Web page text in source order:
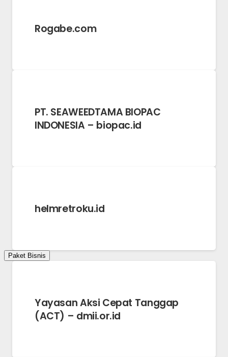
Rogabe.com
PT. SEAWEEDTAMA BIOPAC
INDONESIA – biopac.id
helmretroku.id
Paket Bisnis
Yayasan Aksi Cepat Tanggap
(ACT) – dmii.or.id